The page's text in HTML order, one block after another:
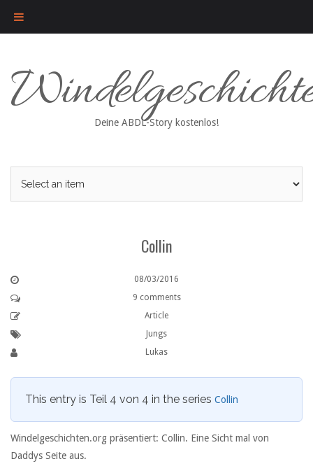
content
Deine ABDL-Story kostenlos!
Collin
08/03/2016
9 comments
Article
Jungs
Lukas
This entry is Teil 4 von 4 in the series Collin
Windelgeschichten.org präsentiert: Collin. Eine Sicht mal von
Daddys Seite aus.